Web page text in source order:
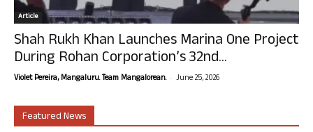
Article
Shah Rukh Khan Launches Marina One Project
During Rohan Corporation’s 32nd...
Violet Pereira, Mangaluru. Team Mangalorean. - June 25, 2026
Featured News